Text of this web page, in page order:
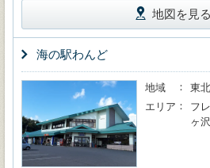
地図を見る
海の駅わんど
地域
東
エリア
フ
ヶ